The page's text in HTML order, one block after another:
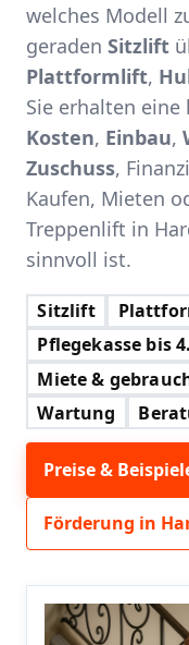
welches Modell
geraden Sitzlift
Plattformlift,
Sie erhalten eine
Kosten, Einbau,
Zuschuss,
Kaufen, Mieten
Treppenlift in
sinnvoll ist.
Sitzlift
Pflegekasse bis
Miete &
Wartung
Preise &
Förderung in